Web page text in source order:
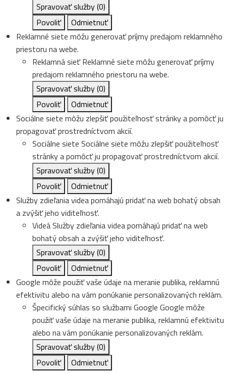
Spravovať služby(0)
Povoliť
Odmietnuť
Reklamné siete môžu generovať príjmy predajom reklamného
priestoru na webe.
Reklamná sieť Reklamné siete môžu generovať príjmy
predajom reklamného priestoru na webe.
Spravovať služby(0)
Povoliť
Odmietnuť
Sociálne siete môžu zlepšiť použiteľnosť stránky a pomôcť ju
propagovať prostredníctvom akcií.
Sociálne siete Sociálne siete môžu zlepšiť použiteľnosť
stránky a pomôcť ju propagovať prostredníctvom akcií.
Spravovať služby(0)
Povoliť
Odmietnuť
Služby zdieľania videa pomáhajú pridať na web bohatý obsah
a zvýšiť jeho viditeľnosť.
VideáSlužby zdieľania videa pomáhajú pridať na web
bohatý obsah a zvýšiť jeho viditeľnosť.
Spravovať služby(0)
Povoliť
Odmietnuť
Google môže použiť vaše údaje na meranie publika, reklamnú
efektivitu alebo na vám ponúkanie personalizovaných reklám.
Špecifický súhlas so službami Google Google môže
použiť vaše údaje na meranie publika, reklamnú efektivitu
alebo na vám ponúkanie personalizovaných reklám.
Spravovať služby(0)
Povoliť
Odmietnuť